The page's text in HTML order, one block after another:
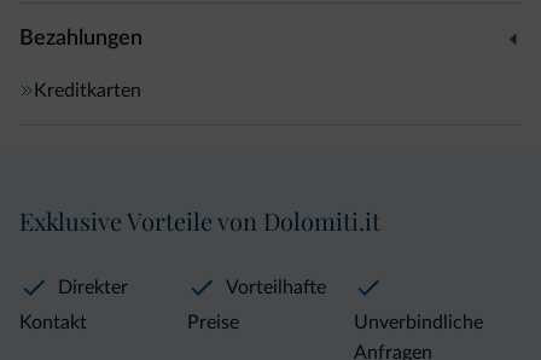
Bezahlungen
Kreditkarten
Exklusive Vorteile von Dolomiti.it
Direkter
Kontakt
Vorteilhafte
Preise
Unverbindliche
Anfragen